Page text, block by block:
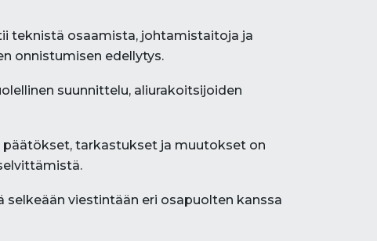
teknistä osaamista, johtamistaitoja ja
onnistumisen edellytys.
suunnittelu, aliurakoitsijoiden
tarkastukset ja muutokset on
viestintään eri osapuolten kanssa